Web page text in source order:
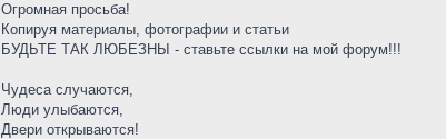
Огромная просьба!
Копируя материалы, фотографии и статьи
БУДЬТЕ ТАК ЛЮБЕЗНЫ - ставьте ссылки на мой форум!!!
Чудеса случаются,
Люди улыбаются,
Двери открываются!